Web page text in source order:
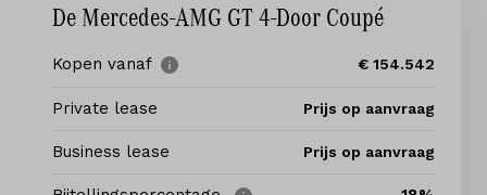
Zakelijke lease
Elektrisch
Service & onderhoud
De Mercedes-AMG GT 4-Door Coupé
Kopen vanaf € 154.542
Private lease Prijs op aanvraag
Business lease Prijs op aanvraag